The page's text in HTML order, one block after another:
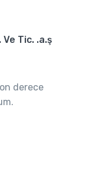
Ve Tic. .a.ş
derece